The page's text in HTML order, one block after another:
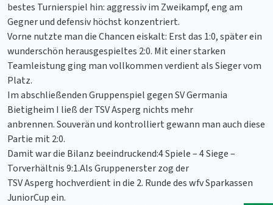
bestes Turnierspiel hin: aggressiv im Zweikampf, eng am
Gegner und defensiv höchst konzentriert.
Vorne nutzte man die Chancen eiskalt: Erst das 1:0, später ein
wunderschön herausgespieltes 2:0. Mit einer starken
Teamleistung ging man vollkommen verdient als Sieger vom
Platz.
Im abschließenden Gruppenspiel gegen SV Germania
Bietigheim I ließ der TSV Asperg nichts mehr
anbrennen. Souverän und kontrolliert gewann man auch diese
Partie mit 2:0.
Damit war die Bilanz beeindruckend:4 Spiele – 4 Siege –
Torverhältnis 9:1.Als Gruppenerster zog der
TSV Asperg hochverdient in die 2. Runde des wfv Sparkassen
JuniorCup ein.